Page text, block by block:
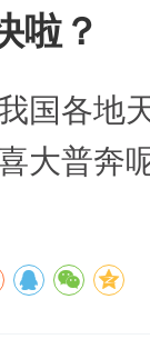
啦？
国各地
大普奔